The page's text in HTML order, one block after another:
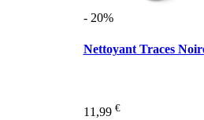
- 20%
Nettoyant Traces
11,99 €